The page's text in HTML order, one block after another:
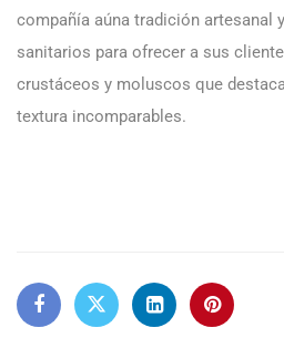
compañía aúna tradición artesanal
sanitarios para ofrecer a sus
crustáceos y moluscos que
textura incomparables.